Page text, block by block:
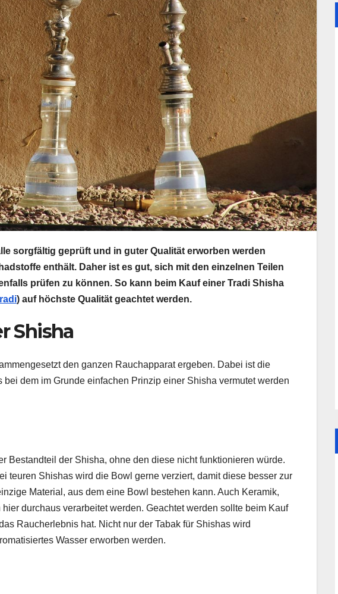
sorgfältig geprüft und in guter Qualität erworben werden
enthält. Daher ist es gut, sich mit den einzelnen Teilen
prüfen zu können. So kann beim Kauf einer Tradi Shisha
) auf höchste Qualität geachtet werden.
Shisha
den ganzen Rauchapparat ergeben. Dabei ist die
dem im Grunde einfachen Prinzip einer Shisha vermutet werden
Bestandteil der Shisha, ohne den diese nicht funktionieren würde.
teuren Shishas wird die Bowl gerne verziert, damit diese besser zur
Material, aus dem eine Bowl bestehen kann. Auch Keramik,
durchaus verarbeitet werden. Geachtet werden sollte beim Kauf
Raucherlebnis hat. Nicht nur der Tabak für Shishas wird
Wasser erworben werden.